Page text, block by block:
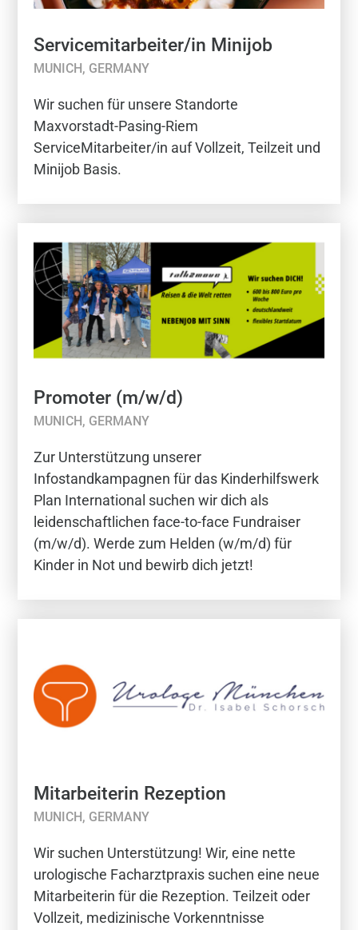
Servicemitarbeiter/in Minijob
MUNICH, GERMANY
Wir suchen für unsere Standorte
Maxvorstadt-Pasing-Riem
ServiceMitarbeiter/in auf Vollzeit, Teilzeit und
Minijob Basis.
Promoter (m/w/d)
MUNICH, GERMANY
Zur Unterstützung unserer
Infostandkampagnen für das Kinderhilfswerk
Plan International suchen wir dich als
leidenschaftlichen face-to-face Fundraiser
(m/w/d). Werde zum Helden (w/m/d) für
Kinder in Not und bewirb dich jetzt!
Mitarbeiterin Rezeption
MUNICH, GERMANY
Wir suchen Unterstützung! Wir, eine nette
urologische Facharztpraxis suchen eine neue
Mitarbeiterin für die Rezeption. Teilzeit oder
Vollzeit, medizinische Vorkenntnisse